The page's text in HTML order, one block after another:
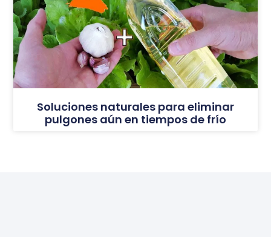
Soluciones naturales para eliminar
pulgones aún en tiempos de frío